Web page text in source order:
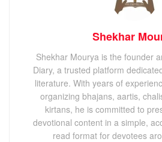
Shekhar
Shekhar Mourya is the founder
Diary, a trusted platform
literature. With years of
organizing bhajans, aartis,
kirtans, he is committed to
devotional content in a simple,
read format for devotees